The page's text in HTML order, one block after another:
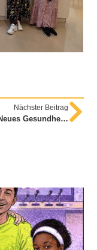
Nächster Beitrag
GEMMA! Neues Gesundheitsprojekt der Beratungsstelle MALVA